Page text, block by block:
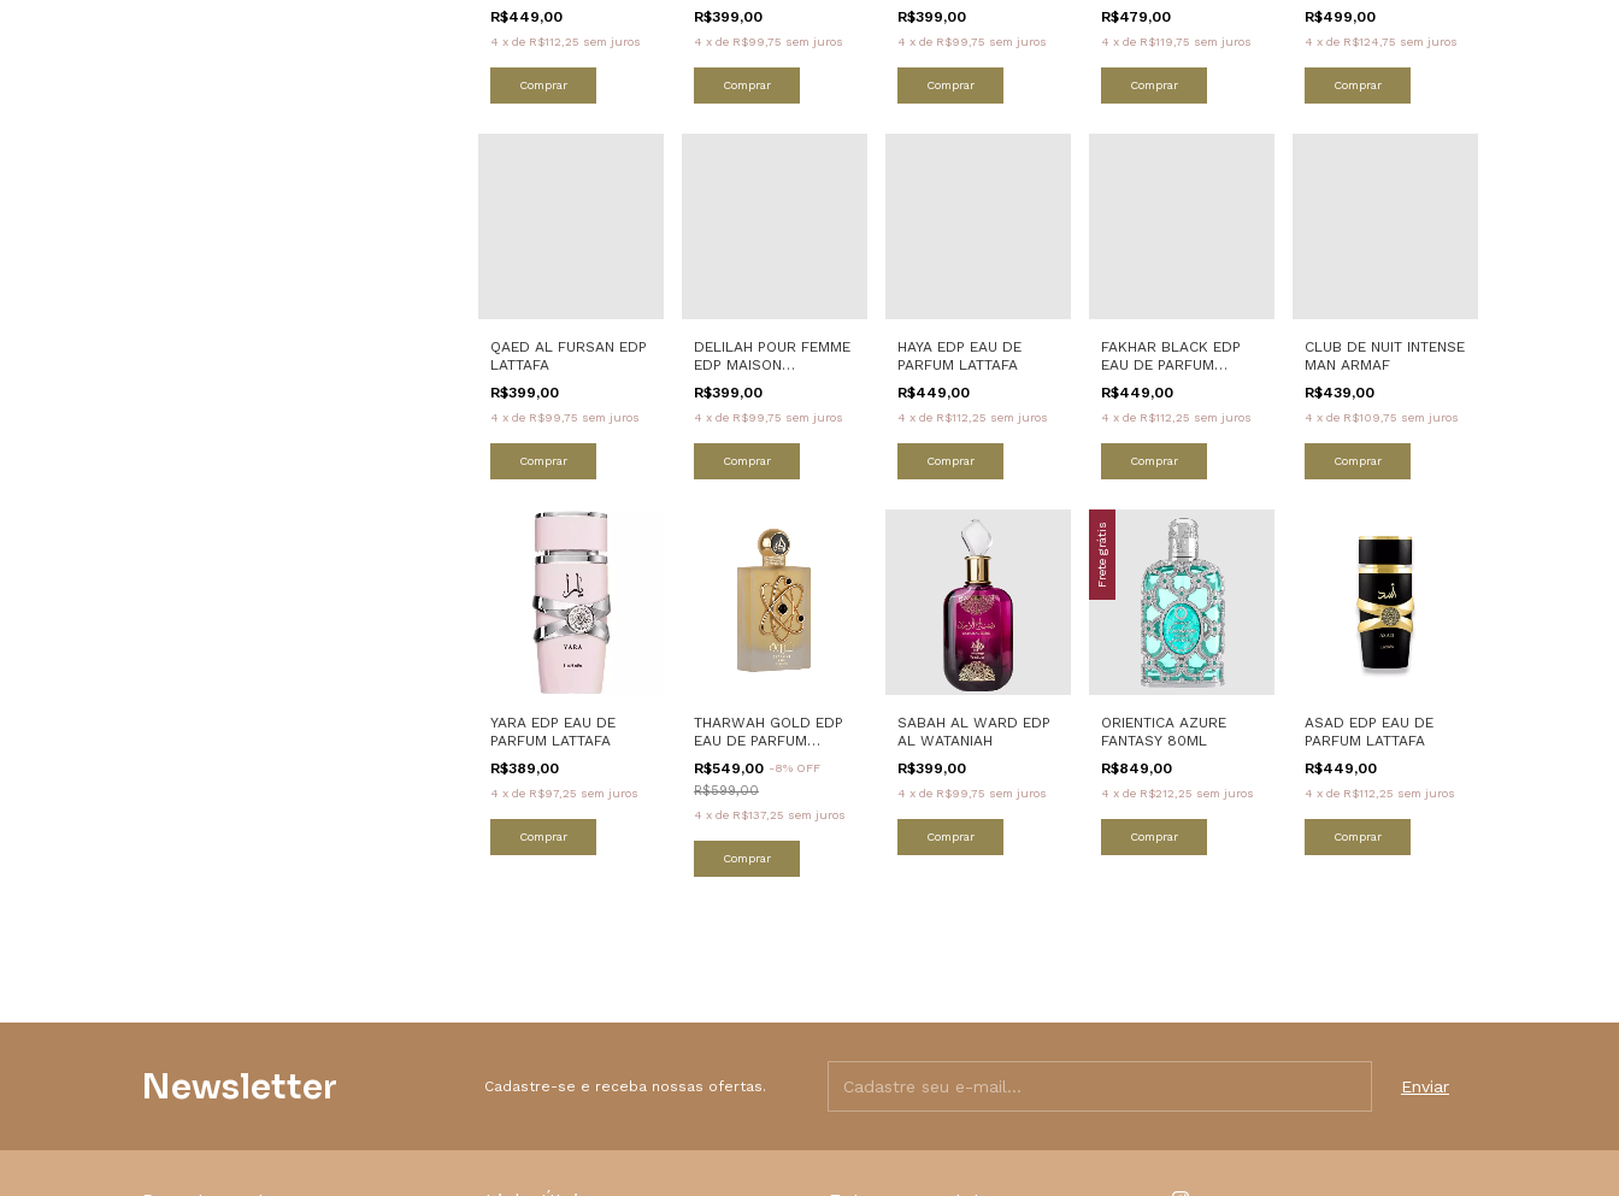
R$449,00
4 x de R$112,25 sem juros
Comprar
R$399,00
4 x de R$99,75 sem juros
Comprar
R$399,00
4 x de R$99,75 sem juros
Comprar
R$479,00
4 x de R$119,75 sem juros
Comprar
R$499,00
4 x de R$124,75 sem juros
Comprar
QAED AL FURSAN EDP
LATTAFA
R$399,00
4 x de R$99,75 sem juros
Comprar
DELILAH POUR FEMME
EDP MAISON
ALHAMBRA
R$399,00
4 x de R$99,75 sem juros
Comprar
HAYA EDP EAU DE
PARFUM LATTAFA
R$449,00
4 x de R$112,25 sem juros
Comprar
FAKHAR BLACK EDP
EAU DE PARFUM
LATTAFA
R$449,00
4 x de R$112,25 sem juros
Comprar
CLUB DE NUIT INTENSE
MAN ARMAF
R$439,00
4 x de R$109,75 sem juros
Comprar
YARA EDP EAU DE
PARFUM LATTAFA
R$389,00
4 x de R$97,25 sem juros
Comprar
THARWAH GOLD EDP
EAU DE PARFUM
LATTAFA
R$549,00 -8% OFF
R$599,00
4 x de R$137,25 sem juros
Comprar
SABAH AL WARD EDP
AL WATANIAH
R$399,00
4 x de R$99,75 sem juros
Comprar
Frete grátis
ORIENTICA AZURE
FANTASY 80ML
R$849,00
4 x de R$212,25 sem juros
Comprar
ASAD EDP EAU DE
PARFUM LATTAFA
R$449,00
4 x de R$112,25 sem juros
Comprar
Newsletter Cadastre-se e receba nossas ofertas.